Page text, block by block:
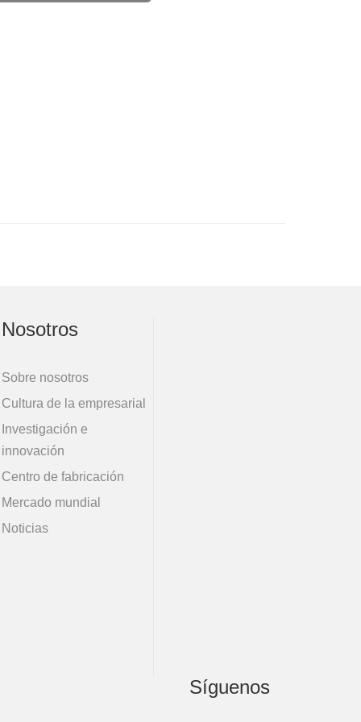
Nosotros
Sobre nosotros
Cultura de la empresarial
Investigación e
innovación
Centro de fabricación
Mercado mundial
Noticias
Síguenos